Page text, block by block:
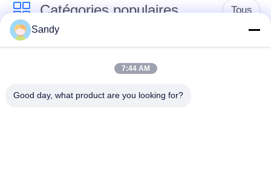
Catégories populaires Tous
Équipement de test
Équipement de test
d'huile
Équipement d'essai
Machine d'essai de
Sandy
7:44 AM
Good day, what product are you looking for?